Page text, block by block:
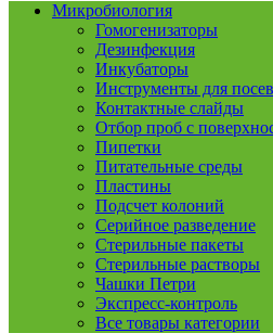
Микробиология
Гомогенизаторы
Дезинфекция
Инкубаторы
Инструменты для
Контактные слайды
Отбор проб с
Пипетки
Питательные среды
Пластины
Подсчет колоний
Серийное разведение
Стерильные пакеты
Стерильные растворы
Чашки Петри
Экспресс-контроль
Все товары категории